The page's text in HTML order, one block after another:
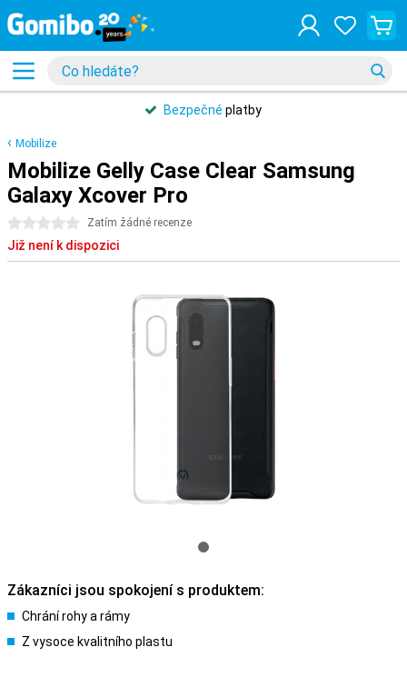
Bezpečné platby
Mobilize
Mobilize Gelly Case Clear Samsung
Galaxy Xcover Pro
0 hvězdičky Zatím žádné recenze
Již není k dispozici
Zákazníci jsou spokojení s produktem:
Chrání rohy a rámy
Z vysoce kvalitního plastu